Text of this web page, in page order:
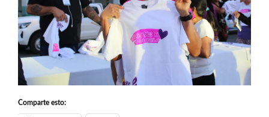
Comparte esto: